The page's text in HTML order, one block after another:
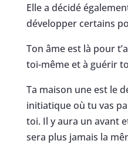
Elle a décidé
développer certains
Ton âme est là pour
toi-même et à guérir
Ta maison une est le
initiatique où tu vas
toi. Il y aura un avant
sera plus jamais la